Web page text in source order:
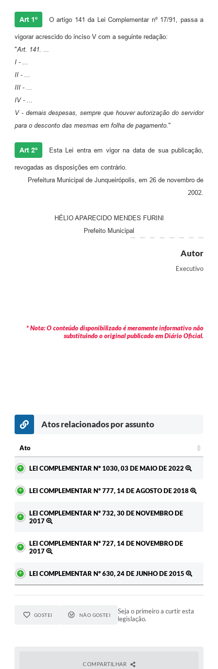
Plano de Contratação Anual
Contato
Concursos e Processos Seletivos
Galeria de Presidentes
Galeria de Prefeitos
Galeria de Fotos
Agenda de Eventos
Art 1º O artigo 141 da Lei Complementar nº 17/91, passa a
vigorar acrescido do inciso V com a seguinte redação:
"Art. 141. ...
I - ...
II - ...
III - ...
IV - ...
V - demais despesas, sempre que houver autorização do servidor
para o desconto das mesmas em folha de pagamento. "
Art 2º Esta Lei entra em vigor na data de sua publicação,
revogadas as disposições em contrário.
Prefeitura Municipal de Junqueirópolis, em 26 de novembro de
2002.
HÉLIO APARECIDO MENDES FURINI
Prefeito Municipal
Autor
Executivo
* Nota: O conteúdo disponibilizado é meramente informativo não
substituindo o original publicado em Diário Oficial.
Atos relacionados por assunto
Ato
LEI COMPLEMENTAR Nº 1030, 03 DE MAIO DE 2022
LEI COMPLEMENTAR Nº 777, 14 DE AGOSTO DE 2018
LEI COMPLEMENTAR Nº 732, 30 DE NOVEMBRO DE
2017
LEI COMPLEMENTAR Nº 727, 14 DE NOVEMBRO DE
2017
LEI COMPLEMENTAR Nº 630, 24 DE JUNHO DE 2015
GOSTEI NÃO GOSTEI
Seja o primeiro a curtir esta
legislação.
COMPARTILHAR